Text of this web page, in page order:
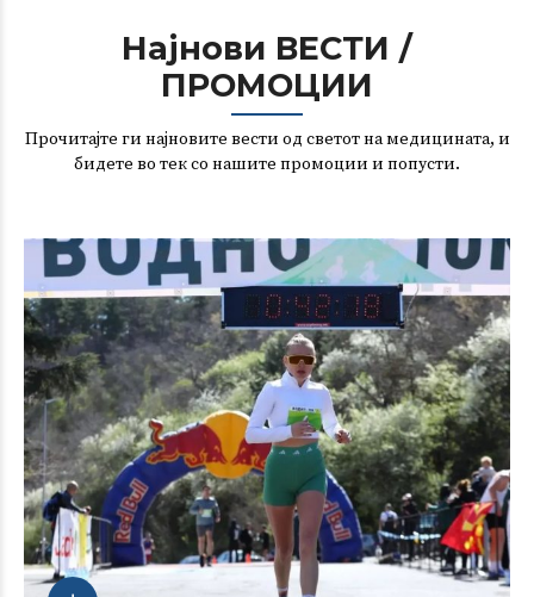
Најнови ВЕСТИ /
ПРОМОЦИИ
Прочитајте ги најновите вести од светот на медицината, и
бидете во тек со нашите промоции и попусти.